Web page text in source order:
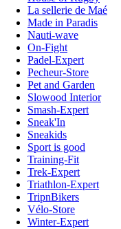
La sellerie de Maé
Made in Paradis
Nauti-wave
On-Fight
Padel-Expert
Pecheur-Store
Pet and Garden
Slowood Interior
Smash-Expert
Sneak'In
Sneakids
Sport is good
Training-Fit
Trek-Expert
Triathlon-Expert
TripnBikers
Vélo-Store
Winter-Expert